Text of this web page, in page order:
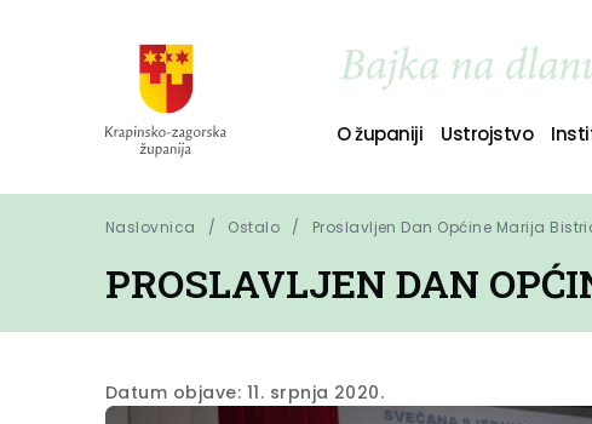
O županiji Ustrojstvo
Naslovnica Ostalo Proslavljen Dan Općine Marija
PROSLAVLJEN DAN
Datum objave: 11. srpnja 2020.